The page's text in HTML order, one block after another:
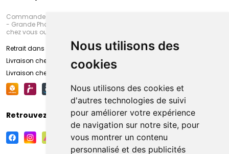
Nous utilisons des
cookies
Nous utilisons des cookies et
d'autres technologies de suivi
pour améliorer votre expérience
de navigation sur notre site, pour
vous montrer un contenu
personnalisé et des publicités
Commandez en ligne et venez chercher votre commande à Amiens
- Grande Pharmacie d’Amiens (Fachon) ou recevez-là rapidement
chez vous ou en point retrait
Retrait dans la pharmacie d’Amiens
Livraison chez vous
Livraison chez votre commerçant
Retrouvez-nous sur vos réseaux sociaux